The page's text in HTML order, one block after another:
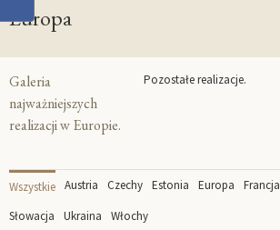
Europa
Galeria
najważniejszych
realizacji w Europie.
Pozostałe realizacje.
Wszystkie Austria Czechy Estonia Europa Francja
Słowacja
Ukraina Włochy